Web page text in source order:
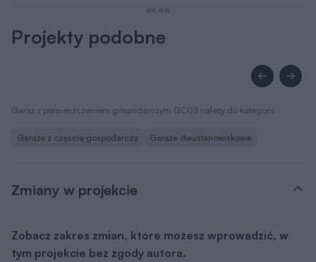
REKLAMA
Projekty podobne
Garaż z pomieszczeniem gospodarczym GC03 należy do kategorii:
Garaże z częścią gospodarczą Garaże dwustanowiskowe
Zmiany w projekcie
Zobacz zakres zmian, które możesz wprowadzić, w
tym projekcie bez zgody autora.